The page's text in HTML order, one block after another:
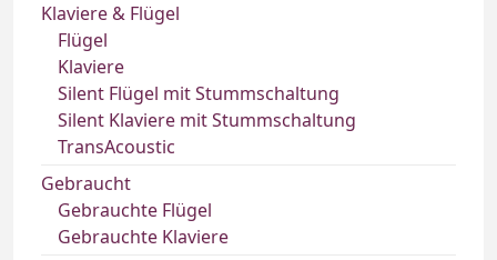
Klaviere & Flügel
Flügel
Klaviere
Silent Flügel mit Stummschaltung
Silent Klaviere mit Stummschaltung
TransAcoustic
Gebraucht
Gebrauchte Flügel
Gebrauchte Klaviere